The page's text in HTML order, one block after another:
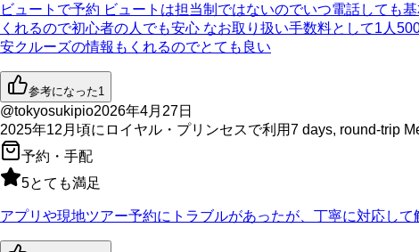
ビュートで予約 ビュートは担当制ではないのでいつ電話しても
くれるので初心者の人でも安心 なお取り扱い手数料として1人
安クルーズの情報もくれるのでとても良い
参考になった1
@tokyosukipio2026年4月27日
2025年12月 頃に ロイヤル・プリンセスで利用7 days, round-trip
予約・手配
5とても満足
アプリや現地ツアー予約にトラブルがあったが、丁寧に対応し